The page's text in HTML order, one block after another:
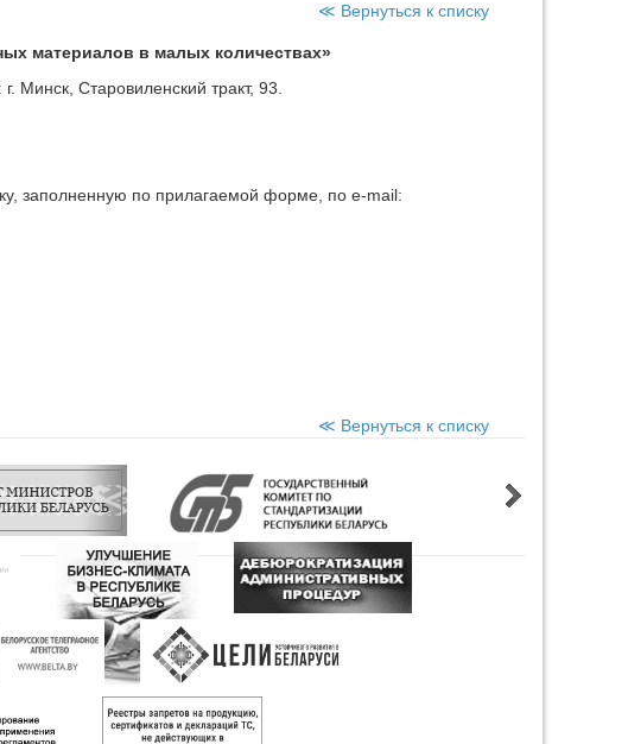
≪ Вернуться к списку
материалов в малых количествах»
Минск, Старовиленский тракт, 93.
заполненную по прилагаемой форме, по e-mail:
≪ Вернуться к списку